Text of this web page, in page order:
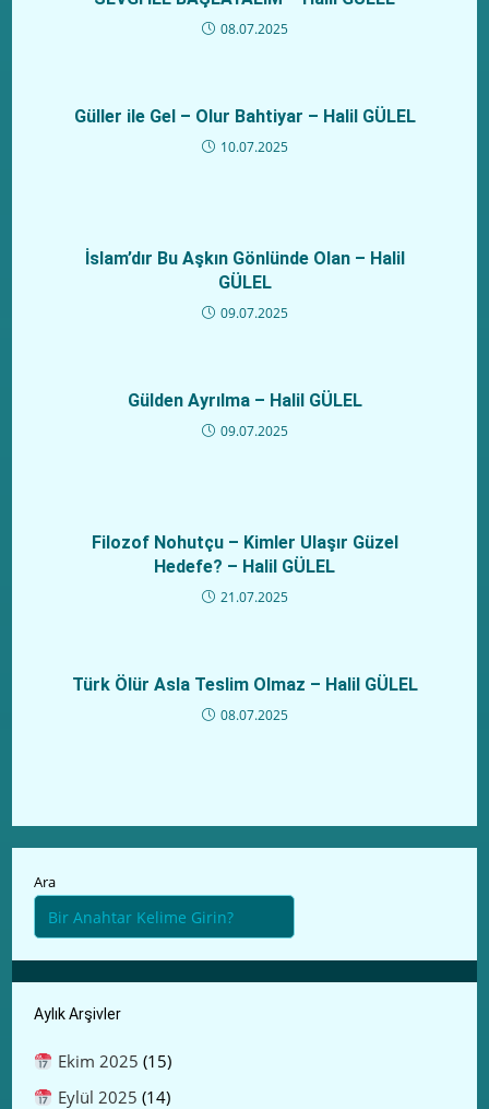
08.07.2025
Güller ile Gel – Olur Bahtiyar – Halil GÜLEL
10.07.2025
İslam’dır Bu Aşkın Gönlünde Olan – Halil
GÜLEL
09.07.2025
Gülden Ayrılma – Halil GÜLEL
09.07.2025
Filozof Nohutçu – Kimler Ulaşır Güzel
Hedefe? – Halil GÜLEL
21.07.2025
Türk Ölür Asla Teslim Olmaz – Halil GÜLEL
08.07.2025
Ara
Aylık Arşivler
Ekim 2025 (15)
Eylül 2025 (14)